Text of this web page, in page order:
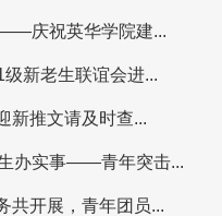
庆祝英华学院建...
新老生联谊会进...
新推文请及时查...
办实事——青年突击...
共开展，青年团员...